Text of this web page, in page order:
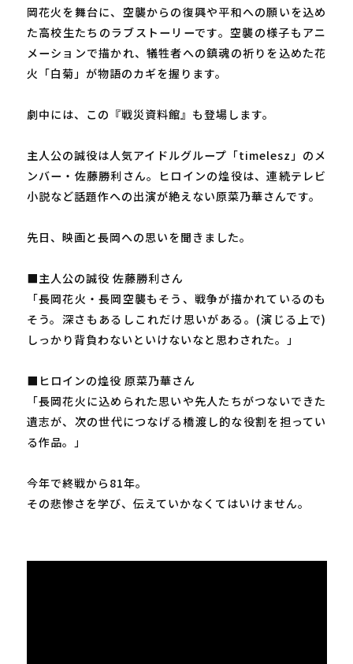
岡花火を舞台に、空襲からの復興や平和への願いを込め
た高校生たちのラブストーリーです。空襲の様子もアニ
メーションで描かれ、犠牲者への鎮魂の祈りを込めた花
火「白菊」が物語のカギを握ります。
劇中には、この『戦災資料館』も登場します。
主人公の誠役は人気アイドルグループ「timelesz」のメ
ンバー・佐藤勝利さん。ヒロインの煌役は、連続テレビ
小説など話題作への出演が絶えない原菜乃華さんです。
先日、映画と長岡への思いを聞きました。
■主人公の誠役 佐藤勝利さん
「長岡花火・長岡空襲もそう、戦争が描かれているのも
そう。深さもあるしこれだけ思いがある。(演じる上で)
しっかり背負わないといけないなと思わされた。」
■ヒロインの煌役 原菜乃華さん
「長岡花火に込められた思いや先人たちがつないできた
遺志が、次の世代につなげる橋渡し的な役割を担ってい
る作品。」
今年で終戦から81年。
その悲惨さを学び、伝えていかなくてはいけません。